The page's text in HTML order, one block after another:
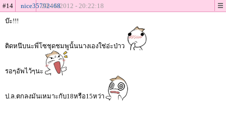
#14 nice3579246829-11-2012 - 20:22:18
บ๊ะ!!!
ติดหนึบนะพี่โซชุดชมพูนั้นนางเองใช่อ่ะป่าว
รอๆอัพไว้ๆนะ
ป.ล.ตกลงมันเหมาะกับ18หรือ15หว่า